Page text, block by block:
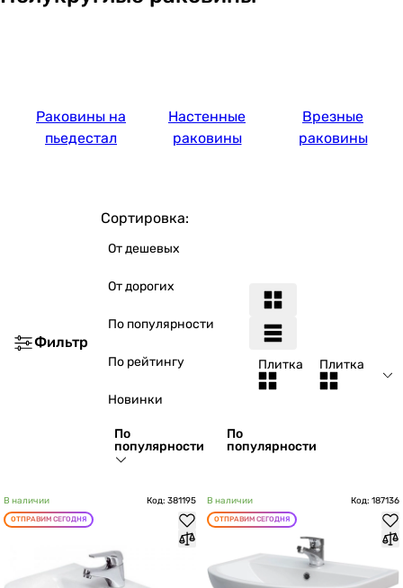
Раковины на
пьедестал
Настенные
раковины
Врезные
раковины
Фильтр
Сортировка:
От дешевых
От дорогих
По популярности
По рейтингу
Новинки
По
популярности
По
популярности
Плитка Плитка
В наличии Код: 381195
ОТПРАВИМ СЕГОДНЯ
В наличии Код: 187136
ОТПРАВИМ СЕГОДНЯ